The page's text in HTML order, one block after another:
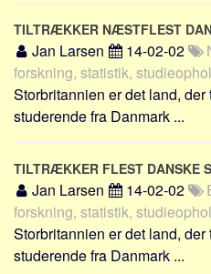
Aspekter
Køb og salg
Økonomi
Jura og regler
Skatter og afgifter
Statistik
Praktisk
Alle
Meta
TILTRÆKKER NÆSTFLEST
Jan Larsen 14-02-02
forskning, statistik,
Storbritannien er det land,
studerende fra Danmark ...
TILTRÆKKER FLEST DANSKE
Jan Larsen 14-02-02
forskning, statistik,
Storbritannien er det land,
studerende fra Danmark ...